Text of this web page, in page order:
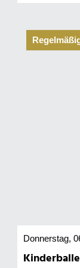
Donnerstag,